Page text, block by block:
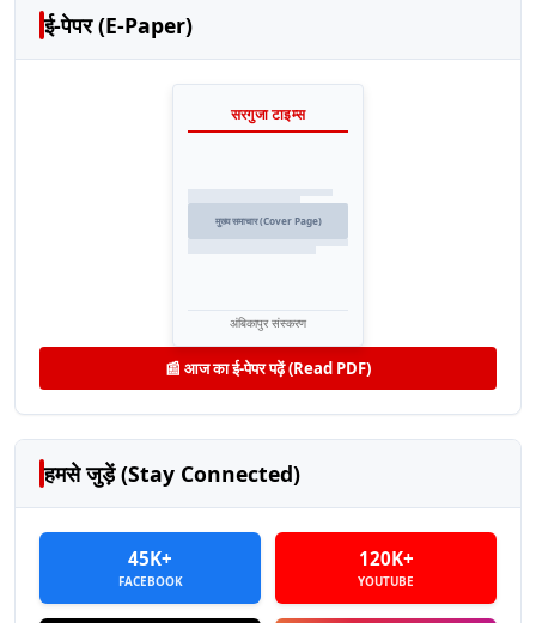
ई-पेपर (E-Paper)
सरगुजा टाइम्स
मुख्य समाचार (Cover Page)
अंबिकापुर संस्करण
📰 आज का ई-पेपर पढ़ें (Read PDF)
हमसे जुड़ें (Stay Connected)
45K+
FACEBOOK
120K+
YOUTUBE